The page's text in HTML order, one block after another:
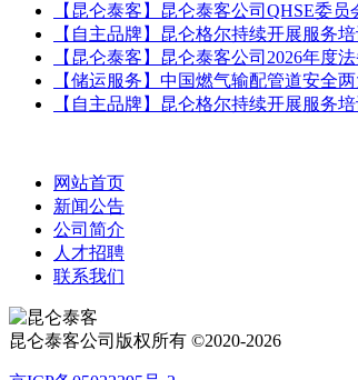
【昆仑泰客】昆仑泰客公司QHSE委
【自主品牌】昆仑格尔持续开展服务
【昆仑泰客】昆仑泰客公司2026年度
【储运服务】中国燃气输配管道安全
【自主品牌】昆仑格尔持续开展服务
网站首页
新闻公告
公司简介
人才招聘
联系我们
昆仑泰客公司版权所有 ©2020-2026